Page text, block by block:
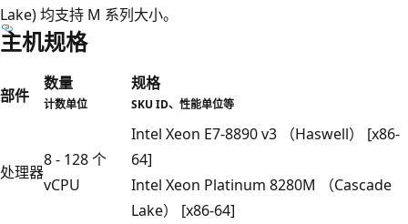
Lake) 均支持 M 系列大小。
主机规格
部件
数量
计数单位
规格
SKU ID、性能单位等
处理器
8 - 128 个
vCPU
Intel Xeon E7-8890 v3 （Haswell） [x86-
64]
Intel Xeon Platinum 8280M （Cascade
Lake） [x86-64]